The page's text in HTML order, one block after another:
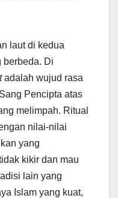
laut di kedua
berbeda. Di
adalah wujud rasa
Pencipta atas
melimpah. Ritual
nilai-nilai
yang
kikir dan mau
lain yang
Islam yang kuat,